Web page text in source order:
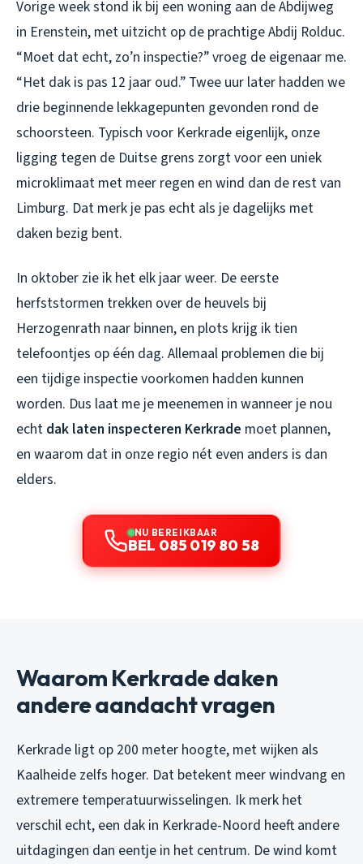
Vorige week stond ik bij een woning aan de Abdijweg
in Erenstein, met uitzicht op de prachtige Abdij Rolduc.
“Moet dat echt, zo’n inspectie?” vroeg de eigenaar me.
“Het dak is pas 12 jaar oud.” Twee uur later hadden we
drie beginnende lekkagepunten gevonden rond de
schoorsteen. Typisch voor Kerkrade eigenlijk, onze
ligging tegen de Duitse grens zorgt voor een uniek
microklimaat met meer regen en wind dan de rest van
Limburg. Dat merk je pas echt als je dagelijks met
daken bezig bent.
In oktober zie ik het elk jaar weer. De eerste
herfststormen trekken over de heuvels bij
Herzogenrath naar binnen, en plots krijg ik tien
telefoontjes op één dag. Allemaal problemen die bij
een tijdige inspectie voorkomen hadden kunnen
worden. Dus laat me je meenemen in wanneer je nou
echt dak laten inspecteren Kerkrade moet plannen,
en waarom dat in onze regio nét even anders is dan
elders.
NU BEREIKBAAR
BEL 085 019 80 58
Waarom Kerkrade daken
andere aandacht vragen
Kerkrade ligt op 200 meter hoogte, met wijken als
Kaalheide zelfs hoger. Dat betekent meer windvang en
extremere temperatuurwisselingen. Ik merk het
verschil echt, een dak in Kerkrade-Noord heeft andere
uitdagingen dan eentje in het centrum. De wind komt